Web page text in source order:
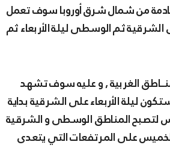
ثم الوسطى ليلة الأربعاء ثم
الغربية , و عليه سوف تشهد
ليلة الأربعاء على الشرقية بداية
فجر الخميس لتصبح المناطق الوسطى و الشرقية
800 متر , ثم الغربية مساءا الخميس على المرتفعات التي يتعدى